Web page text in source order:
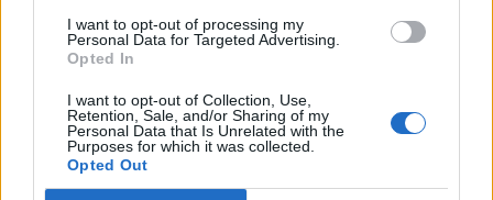
I want to opt-out of processing my
Personal Data for Targeted Advertising.
Opted In
I want to opt-out of Collection, Use,
Retention, Sale, and/or Sharing of my
Personal Data that Is Unrelated with the
Purposes for which it was collected.
Opted Out
31 de juliol de 2026
per a gaudir de les Festes Majors
d’Amposta”
31 de juliol de 2026